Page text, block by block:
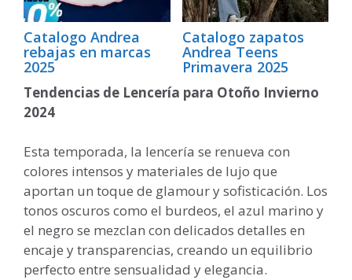
Catalogo Andrea
rebajas en marcas
2025
Catalogo zapatos
Andrea Teens
Primavera 2025
Tendencias de Lencería para Otoño Invierno
2024
Esta temporada, la lencería se renueva con
colores intensos y materiales de lujo que
aportan un toque de glamour y sofisticación. Los
tonos oscuros como el burdeos, el azul marino y
el negro se mezclan con delicados detalles en
encaje y transparencias, creando un equilibrio
perfecto entre sensualidad y elegancia.